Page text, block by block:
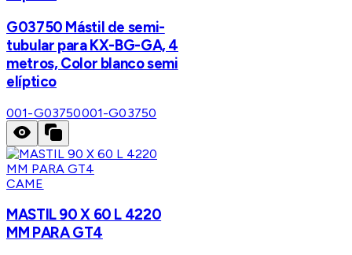
G03750 Mástil de semi-
tubular para KX-BG-GA, 4
metros, Color blanco semi
elíptico
001-G03750001-G03750
CAME
MASTIL 90 X 60 L 4220
MM PARA GT4